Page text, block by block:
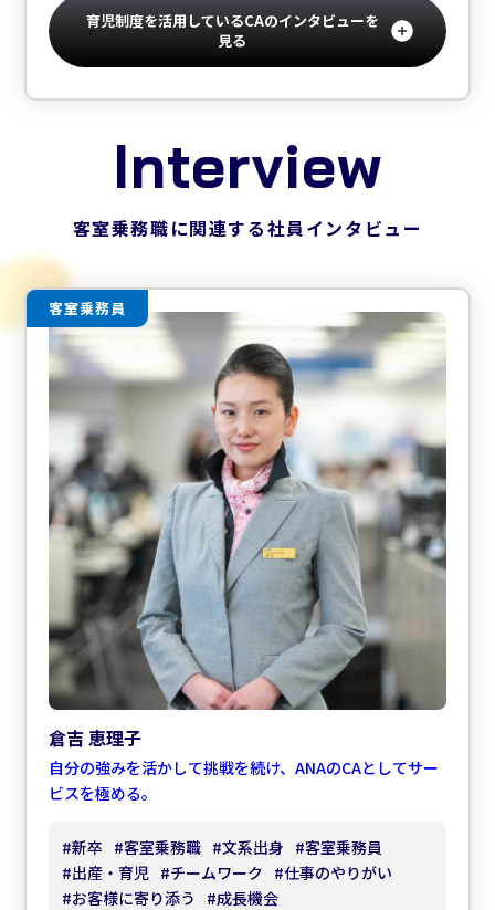
育児制度を活用しているCAのインタビューを
見る
Interview
客室乗務職に関連する社員インタビュー
客室乗務員
倉吉 恵理子
自分の強みを活かして挑戦を続け、ANAのCAとしてサー
ビスを極める。
#新卒 #客室乗務職 #文系出身 #客室乗務員
#出産・育児 #チームワーク #仕事のやりがい
#お客様に寄り添う #成長機会